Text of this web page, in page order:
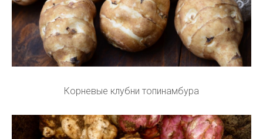
Корневые клубни топинамбура